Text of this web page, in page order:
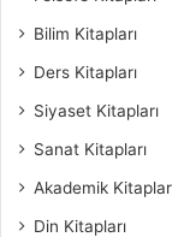
Bilim Kitapları
Ders Kitapları
Siyaset Kitapları
Sanat Kitapları
Akademik Kitaplar
Din Kitapları